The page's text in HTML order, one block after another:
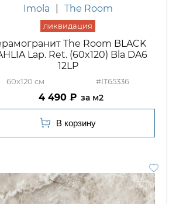
Imola The Room
The Room BLACK
Lap. Ret. (60x120) Bla DA6
12LP
60x120 #IT65336
4 490 м2